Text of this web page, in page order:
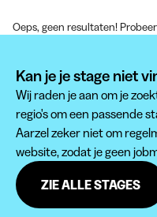
Oeps, geen resultaten!
Kan je je stage niet
Wij raden je aan om je
regio's om een passende
Aarzel zeker niet om
website, zodat je geen
ZIE ALLE STAGES